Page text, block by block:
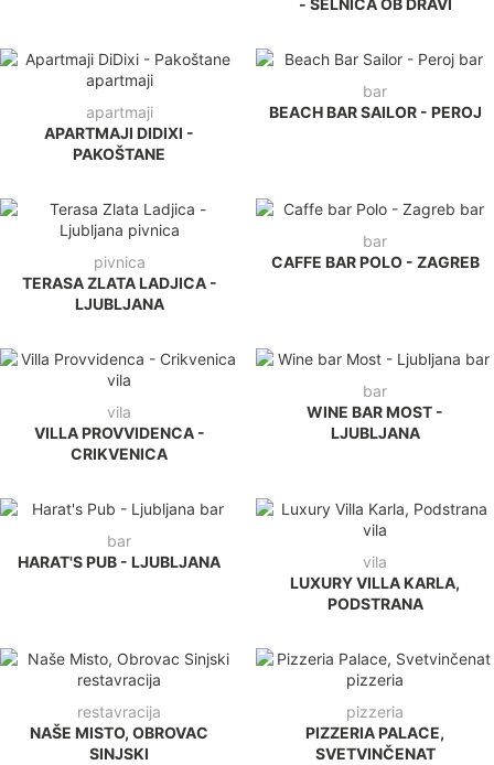
- SELNICA OB DRAVI
apartmaji
APARTMAJI DIDIXI -
PAKOŠTANE
bar
BEACH BAR SAILOR - PEROJ
pivnica
TERASA ZLATA LADJICA -
LJUBLJANA
bar
CAFFE BAR POLO - ZAGREB
vila
VILLA PROVVIDENCA -
CRIKVENICA
bar
WINE BAR MOST -
LJUBLJANA
bar
HARAT'S PUB - LJUBLJANA
vila
LUXURY VILLA KARLA,
PODSTRANA
restavracija
NAŠE MISTO, OBROVAC
SINJSKI
pizzeria
PIZZERIA PALACE,
SVETVINČENAT